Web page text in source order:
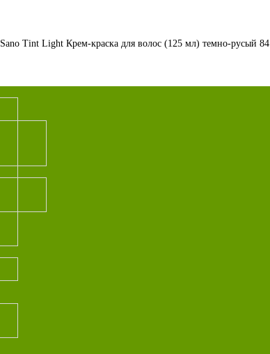
Sano Tint Light Крем-краска для волос (125 мл) темно-русый 84